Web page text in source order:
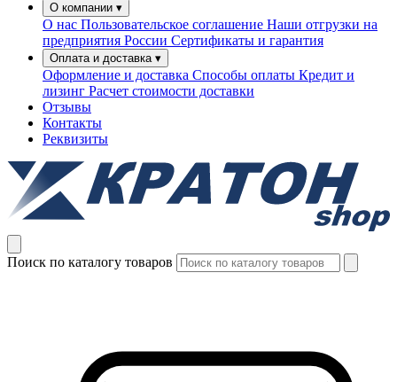
О компании ▾
О нас Пользовательское соглашение Наши отгрузки на
предприятия России Сертификаты и гарантия
Оплата и доставка ▾
Оформление и доставка Способы оплаты Кредит и
лизинг Расчет стоимости доставки
Отзывы
Контакты
Реквизиты
Поиск по каталогу товаров